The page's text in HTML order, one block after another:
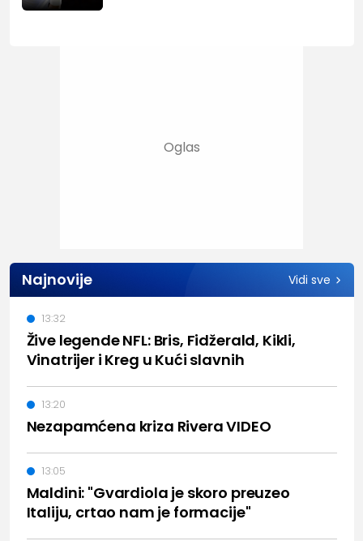
Najnovije Vidi sve
Žive legende NFL: Bris, Fidžerald, Kikli,
Vinatrijer i Kreg u Kući slavnih
13:32
Nezapamćena kriza Rivera VIDEO
13:20
Maldini: "Gvardiola je skoro preuzeo
Italiju, crtao nam je formacije"
13:05